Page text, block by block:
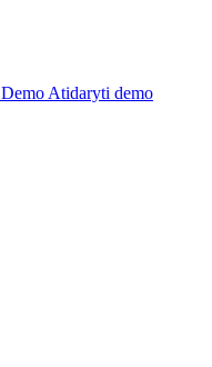
Demo Atidaryti demo